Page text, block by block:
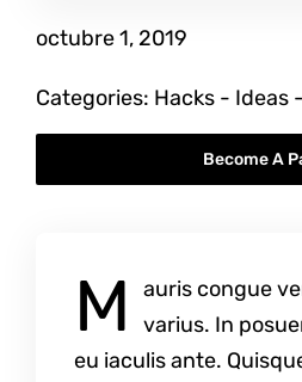
octubre 1, 2019
Categories: Hacks - Ideas -
Become A
M
auris congue
varius. In
eu iaculis ante.